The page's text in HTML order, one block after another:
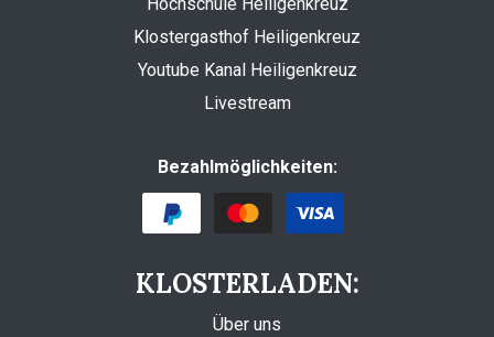
Klostergasthof Heiligenkreuz
Youtube Kanal Heiligenkreuz
Livestream
Bezahlmöglichkeiten:
KLOSTERLADEN:
Über uns